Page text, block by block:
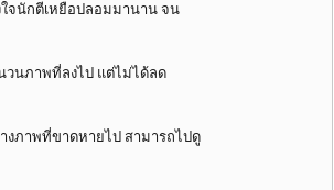
จนักตีเหยือปลอมมานาน จน
วนภาพที่ลงไป แต่ไม่ได้ลด
งภาพที่ขาดหายไป สามารถไปดู